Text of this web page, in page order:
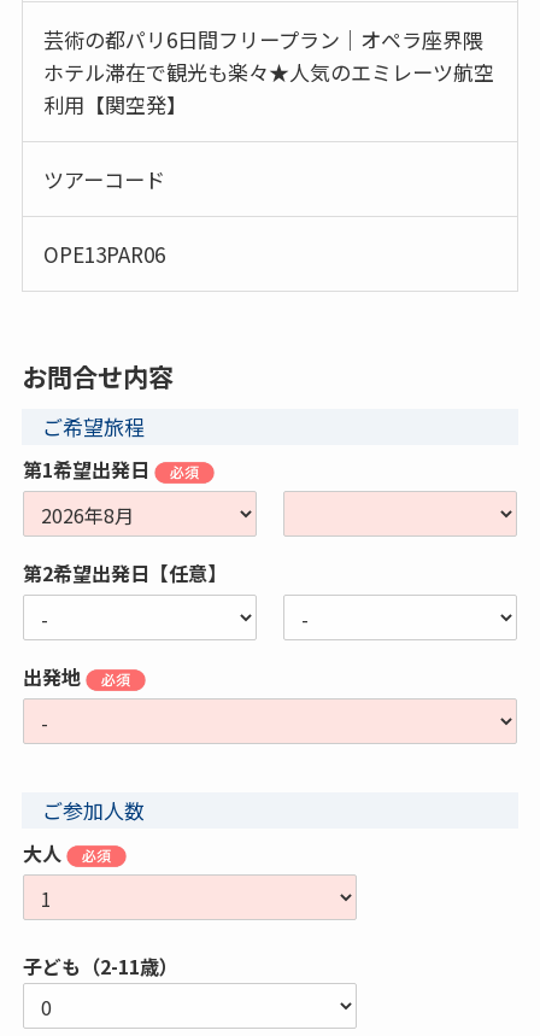
芸術の都パリ6日間フリープラン｜オペラ座界隈
ホテル滞在で観光も楽々★人気のエミレーツ航空
利用【関空発】
ツアーコード
OPE13PAR06
お問合せ内容
ご希望旅程
第1希望出発日
第2希望出発日【任意】
出発地
ご参加人数
大人
子ども（2-11歳）